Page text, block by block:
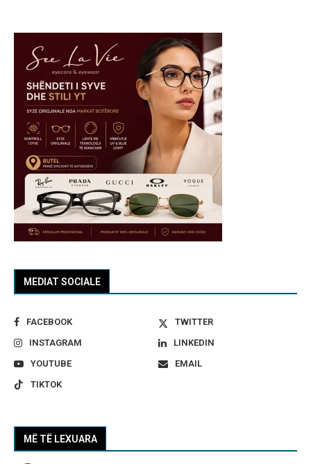
MEDIAT SOCIALE
FACEBOOK
TWITTER
INSTAGRAM
LINKEDIN
YOUTUBE
EMAIL
TIKTOK
MË TË LEXUARA